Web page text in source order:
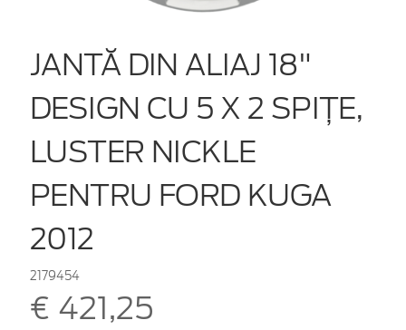
JANTĂ DIN ALIAJ 18"
DESIGN CU 5 X 2 SPIŢE,
LUSTER NICKLE
PENTRU FORD KUGA
2012
2179454
€ 421,25